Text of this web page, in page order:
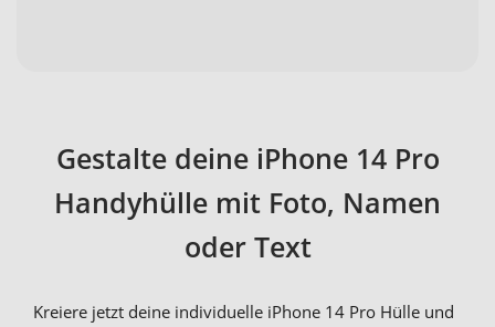
Gestalte deine iPhone 14 Pro
Handyhülle mit Foto, Namen
oder Text
Kreiere jetzt deine individuelle iPhone 14 Pro Hülle und